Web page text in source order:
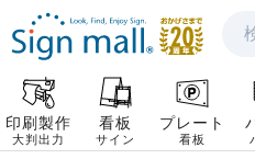
印刷製作
大判出力
看板
サイン
プレート
看板